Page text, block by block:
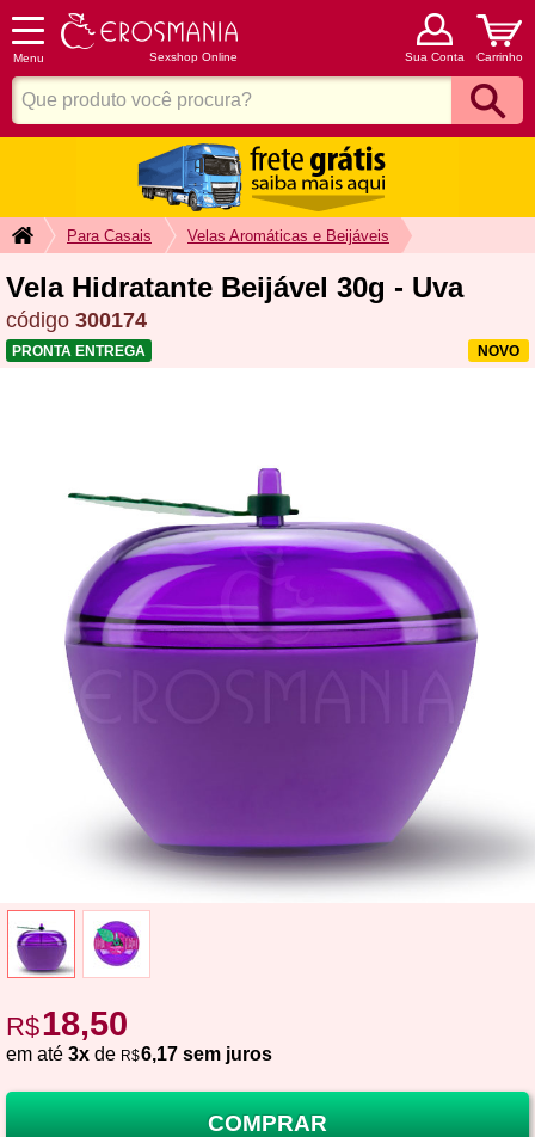
Menu Sexshop Online Sua Conta Carrinho
Para Casais Velas Aromáticas e Beijáveis
Vela Hidratante Beijável 30g - Uva
código 300174
NOVO
PRONTA ENTREGA
R$18,50
em até 3x de R$6,17 sem juros
COMPRAR